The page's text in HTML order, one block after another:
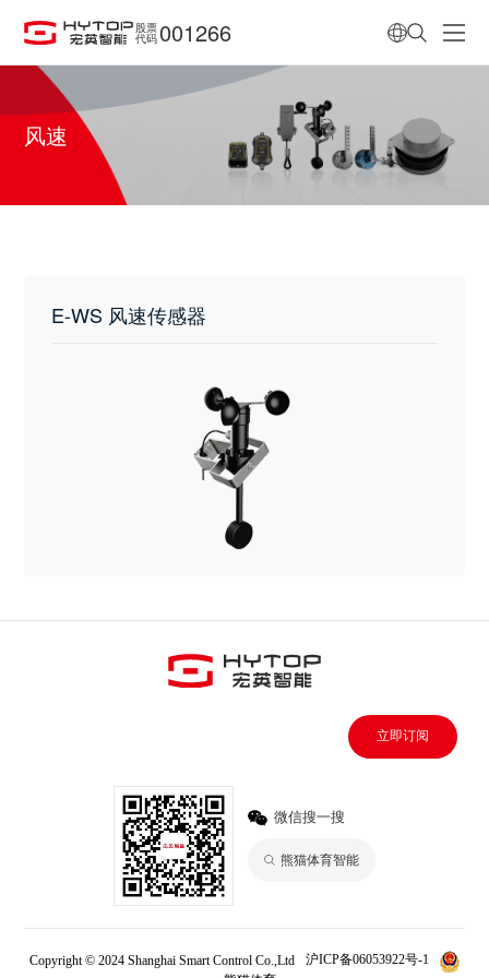
股票
代码 001266
风速
E-WS 风速传感器
立即订阅
微信搜一搜
熊猫体育智能
Copyright © 2024 Shanghai Smart Control Co.,Ltd
沪ICP备06053922号-1